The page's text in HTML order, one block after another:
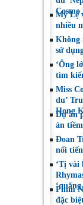
Cosmo
Mỹ Lệ
nhiều
Không
sử
‘Ông
tìm
Miss
du’
Hong
Dự án
án
Đoan
nổi
‘Tị vài
‘quăng
Phim
đặc